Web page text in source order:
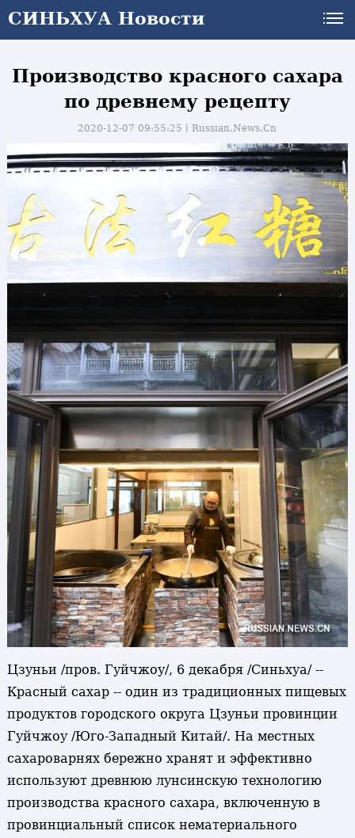
СИНЬХУА Новости
Производство красного сахара
по древнему рецепту
2020-12-07 09:55:25丨Russian.News.Cn
Цзуньи /пров. Гуйчжоу/, 6 декабря /Синьхуа/ --
Красный сахар -- один из традиционных пищевых
продуктов городского округа Цзуньи провинции
Гуйчжоу /Юго-Западный Китай/. На местных
сахароварнях бережно хранят и эффективно
используют древнюю лунсинскую технологию
производства красного сахара, включенную в
провинциальный список нематериального